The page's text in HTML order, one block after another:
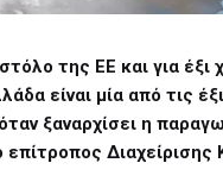
της ΕΕ και για
είναι μία από τις
ξαναρχίσει η
Διαχείρισης